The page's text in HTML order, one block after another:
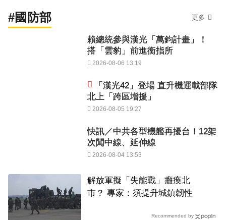
#國防部 更多
賴總統參與漢光「萬鈞計畫」！
搭「雲豹」前進衡指所
2026-08-06 13:19
「漢光42」登場 直升機運載部隊
北上「跨區增援」
2026-08-05 19:27
快訊／中共各型機艦再擾台！12架
次闖中線、延伸線
2026-08-04 13:53
解放軍擬「失能戰」癱瘓北
市？ 專家：須提升城鎮韌性
Recommended by